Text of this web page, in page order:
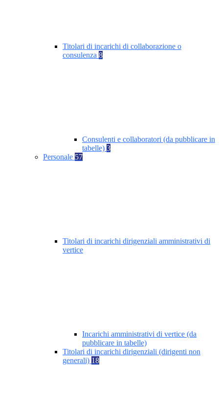
Titolari di incarichi di collaborazione o
consulenza 8
Consulenti e collaboratori (da pubblicare in
tabelle) 3
Personale 57
Titolari di incarichi dirigenziali amministrativi di
vertice
Incarichi amministrativi di vertice (da
pubblicare in tabelle)
Titolari di incarichi dirigenziali (dirigenti non
generali) 18